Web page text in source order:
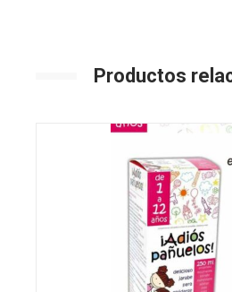
Productos